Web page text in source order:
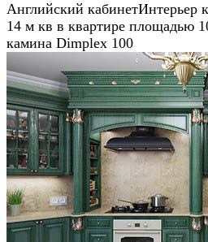
Английский кабинетИнтерьер
14 м кв в квартире площадью
камина Dimplex 100